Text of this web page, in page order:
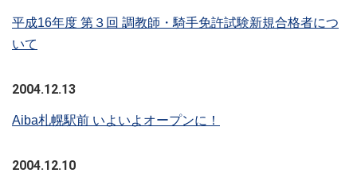
平成16年度 第３回 調教師・騎手免許試験新規合格者につ
いて
2004.12.13
Aiba札幌駅前 いよいよオープンに！
2004.12.10